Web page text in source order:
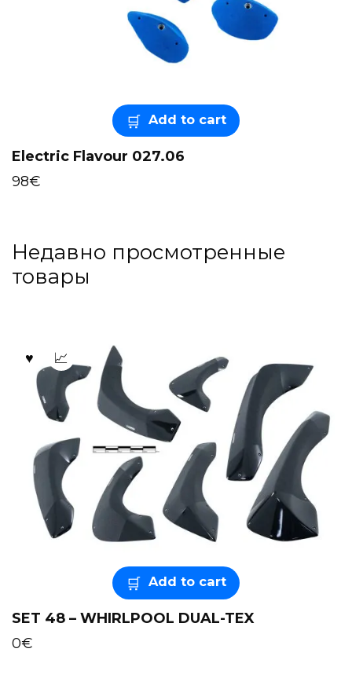
Add to cart
Electric Flavour 027.06
98€
Недавно просмотренные
товары
Add to cart
SET 48 – WHIRLPOOL DUAL-TEX
0€